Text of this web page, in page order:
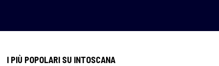
I PIÙ POPOLARI SU INTOSCANA